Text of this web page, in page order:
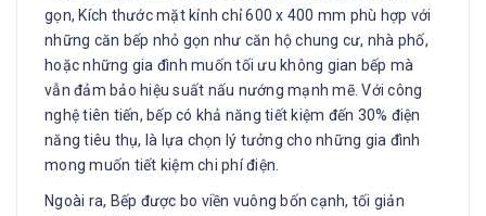
gọn, Kích thước mặt kính chỉ 600 x 400 mm phù hợp với
những căn bếp nhỏ gọn như căn hộ chung cư, nhà phố,
hoặc những gia đình muốn tối ưu không gian bếp mà
vẫn đảm bảo hiệu suất nấu nướng mạnh mẽ. Với công
nghệ tiên tiến, bếp có khả năng tiết kiệm đến 30% điện
năng tiêu thụ, là lựa chọn lý tưởng cho những gia đình
mong muốn tiết kiệm chi phí điện.
Ngoài ra, Bếp được bo viền vuông bốn cạnh, tối giản